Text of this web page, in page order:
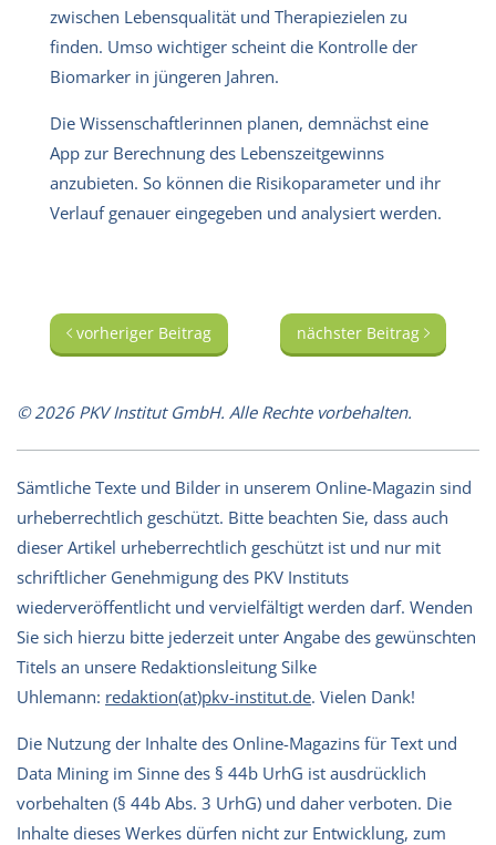
zwischen Lebensqualität und Therapiezielen zu
finden. Umso wichtiger scheint die Kontrolle der
Biomarker in jüngeren Jahren.
Die Wissenschaftlerinnen planen, demnächst eine
App zur Berechnung des Lebenszeitgewinns
anzubieten. So können die Risikoparameter und ihr
Verlauf genauer eingegeben und analysiert werden.
vorheriger Beitrag nächster Beitrag
© 2026 PKV Institut GmbH. Alle Rechte vorbehalten.
Sämtliche Texte und Bilder in unserem Online-Magazin sind
urheberrechtlich geschützt. Bitte beachten Sie, dass auch
dieser Artikel urheberrechtlich geschützt ist und nur mit
schriftlicher Genehmigung des PKV Instituts
wiederveröffentlicht und vervielfältigt werden darf. Wenden
Sie sich hierzu bitte jederzeit unter Angabe des gewünschten
Titels an unsere Redaktionsleitung Silke
Uhlemann: redaktion(at)pkv-institut.de. Vielen Dank!
Die Nutzung der Inhalte des Online-Magazins für Text und
Data Mining im Sinne des § 44b UrhG ist ausdrücklich
vorbehalten (§ 44b Abs. 3 UrhG) und daher verboten. Die
Inhalte dieses Werkes dürfen nicht zur Entwicklung, zum